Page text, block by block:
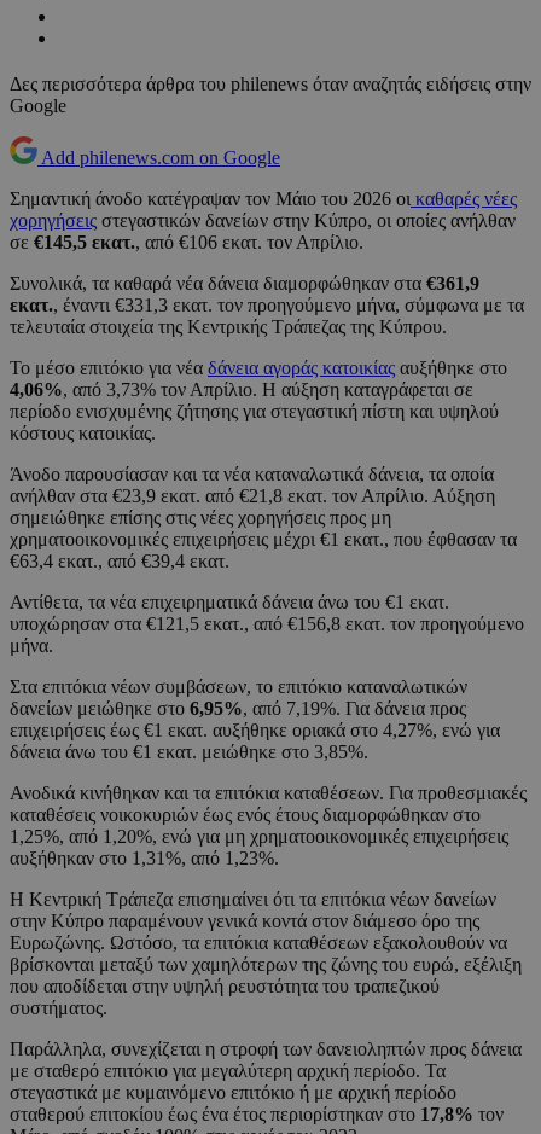
Δες περισσότερα άρθρα του philenews όταν αναζητάς ειδήσεις στην
Google
Add philenews.com on Google
Σημαντική άνοδο κατέγραψαν τον Μάιο του 2026 οι καθαρές νέες
χορηγήσεις στεγαστικών δανείων στην Κύπρο, οι οποίες ανήλθαν
σε €145,5 εκατ., από €106 εκατ. τον Απρίλιο.
Συνολικά, τα καθαρά νέα δάνεια διαμορφώθηκαν στα €361,9
εκατ., έναντι €331,3 εκατ. τον προηγούμενο μήνα, σύμφωνα με τα
τελευταία στοιχεία της Κεντρικής Τράπεζας της Κύπρου.
Το μέσο επιτόκιο για νέα δάνεια αγοράς κατοικίας αυξήθηκε στο
4,06%, από 3,73% τον Απρίλιο. Η αύξηση καταγράφεται σε
περίοδο ενισχυμένης ζήτησης για στεγαστική πίστη και υψηλού
κόστους κατοικίας.
Άνοδο παρουσίασαν και τα νέα καταναλωτικά δάνεια, τα οποία
ανήλθαν στα €23,9 εκατ. από €21,8 εκατ. τον Απρίλιο. Αύξηση
σημειώθηκε επίσης στις νέες χορηγήσεις προς μη
χρηματοοικονομικές επιχειρήσεις μέχρι €1 εκατ., που έφθασαν τα
€63,4 εκατ., από €39,4 εκατ.
Αντίθετα, τα νέα επιχειρηματικά δάνεια άνω του €1 εκατ.
υποχώρησαν στα €121,5 εκατ., από €156,8 εκατ. τον προηγούμενο
μήνα.
Στα επιτόκια νέων συμβάσεων, το επιτόκιο καταναλωτικών
δανείων μειώθηκε στο 6,95%, από 7,19%. Για δάνεια προς
επιχειρήσεις έως €1 εκατ. αυξήθηκε οριακά στο 4,27%, ενώ για
δάνεια άνω του €1 εκατ. μειώθηκε στο 3,85%.
Ανοδικά κινήθηκαν και τα επιτόκια καταθέσεων. Για προθεσμιακές
καταθέσεις νοικοκυριών έως ενός έτους διαμορφώθηκαν στο
1,25%, από 1,20%, ενώ για μη χρηματοοικονομικές επιχειρήσεις
αυξήθηκαν στο 1,31%, από 1,23%.
Η Κεντρική Τράπεζα επισημαίνει ότι τα επιτόκια νέων δανείων
στην Κύπρο παραμένουν γενικά κοντά στον διάμεσο όρο της
Ευρωζώνης. Ωστόσο, τα επιτόκια καταθέσεων εξακολουθούν να
βρίσκονται μεταξύ των χαμηλότερων της ζώνης του ευρώ, εξέλιξη
που αποδίδεται στην υψηλή ρευστότητα του τραπεζικού
συστήματος.
Παράλληλα, συνεχίζεται η στροφή των δανειοληπτών προς δάνεια
με σταθερό επιτόκιο για μεγαλύτερη αρχική περίοδο. Τα
στεγαστικά με κυμαινόμενο επιτόκιο ή με αρχική περίοδο
σταθερού επιτοκίου έως ένα έτος περιορίστηκαν στο 17,8% τον